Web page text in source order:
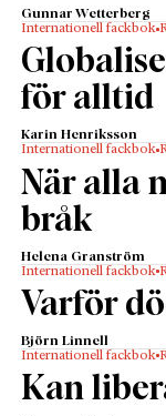
Gunnar Wetterberg
Internationell fackbok
för alltid
Karin Henriksson
Internationell fackbok
När alla
bråk
Helena Granström
Internationell fackbok
Varför
Björn Linnell
Internationell fackbok
Kan